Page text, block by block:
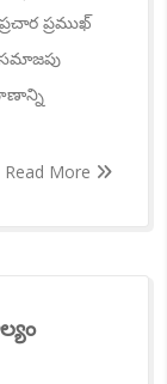
ప్రముఖ్
సమాజపు
Read More